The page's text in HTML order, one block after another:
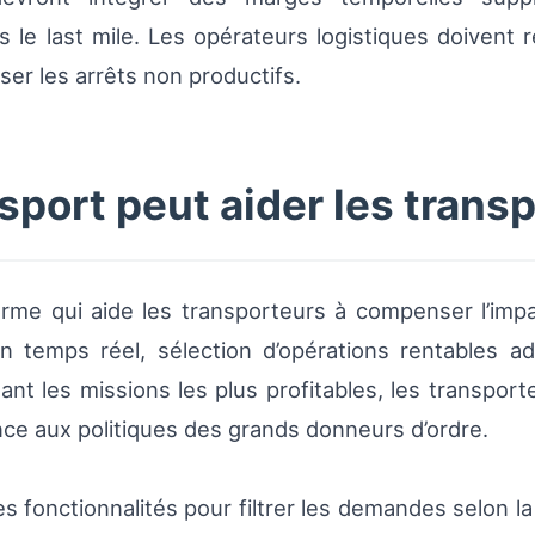
le last mile. Les opérateurs logistiques
les arrêts non productifs.
peut aider les
qui aide les transporteurs à compenser
réel, sélection d’opérations rentables
les missions les plus profitables, les
aux politiques des grands donneurs d’ordre.
fonctionnalités pour filtrer les demandes selon